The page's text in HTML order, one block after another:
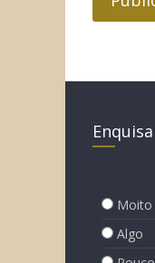
Enquisa
Moito
Algo